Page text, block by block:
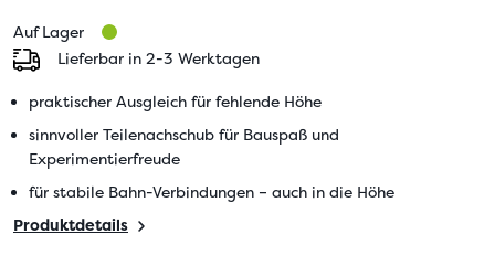
Auf Lager
Lieferbar in 2-3 Werktagen
praktischer Ausgleich für fehlende Höhe
sinnvoller Teilenachschub für Bauspaß und
Experimentierfreude
für stabile Bahn-Verbindungen – auch in die Höhe
Produktdetails